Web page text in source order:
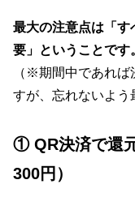
最大の注意点は「す
要」ということです
（※期間中であれば
すが、忘れないよう
① QR決済で還
300円）